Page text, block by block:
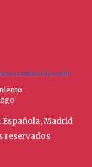
Madrid
reservados